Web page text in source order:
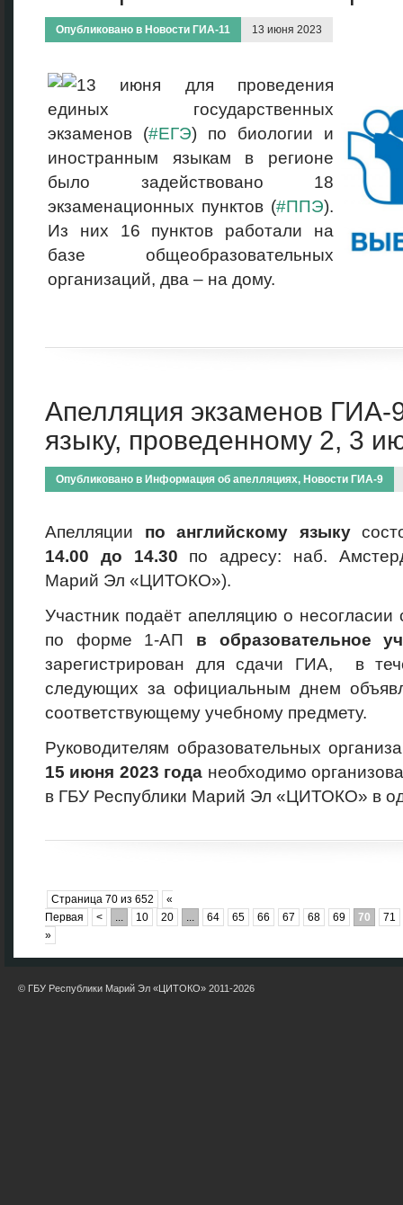
Опубликовано в Новости ГИА-11 13 июня 2023
13 июня для проведения
единых государственных
экзаменов (#ЕГЭ) по биологии и
иностранным языкам в регионе
было задействовано 18
экзаменационных пунктов (#ППЭ).
Из них 16 пунктов работали на
базе общеобразовательных
организаций, два – на дому.
Апелляция экзаменов ГИА-
языку, проведенному 2, 3
Опубликовано в Информация об апелляциях, Новости ГИА-9
Апелляции по английскому языку
14.00 до 14.30 по адресу: наб.
Марий Эл «ЦИТОКО»).
Участник подаёт апелляцию о
по форме 1-АП в образовательное
зарегистрирован для сдачи ГИА, в
следующих за официальным днем
соответствующему учебному предмету.
Руководителям образовательных
15 июня 2023 года необходимо
в ГБУ Республики Марий Эл «ЦИТОКО» в
Страница 70 из 652
«
Первая
< ... 10 20 ... 64 65 66 67 68 69 70
71
»
© ГБУ Республики Марий Эл «ЦИТОКО» 2011-2026